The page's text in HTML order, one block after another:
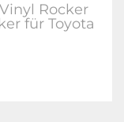
Rocker
für Toyota